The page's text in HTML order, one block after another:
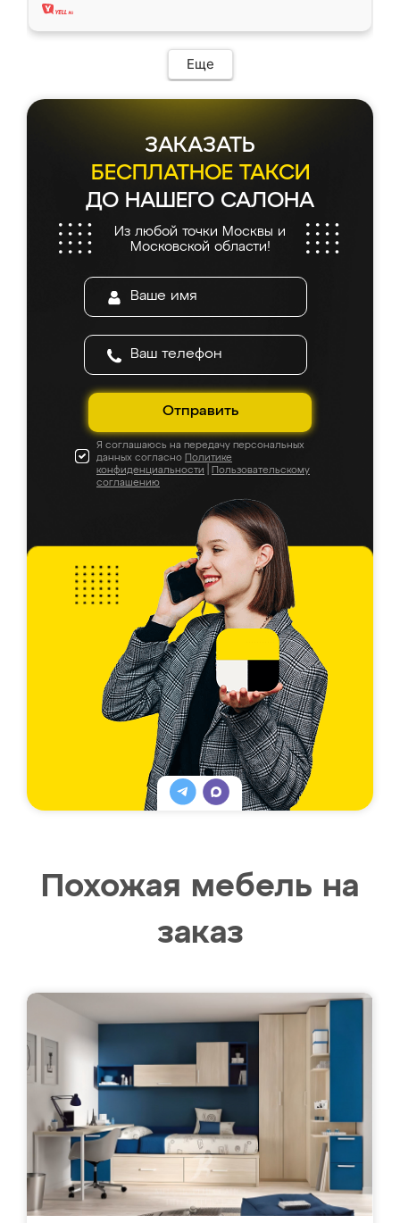
Еще
ЗАКАЗАТЬ
БЕСПЛАТНОЕ ТАКСИ
ДО НАШЕГО САЛОНА
Из любой точки Москвы и
Московской области!
Отправить
Я соглашаюсь на передачу персональных
данных согласно Политике
конфиденциальности
Пользовательскому
соглашению
Похожая мебель на
заказ